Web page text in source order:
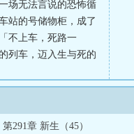
场无法言说的恐怖循
站的号储物柜，成了
不上车，死路一
列车，迈入生与死的
第291章 新生（45）